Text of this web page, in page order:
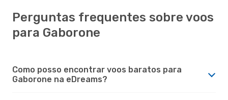
Perguntas frequentes sobre voos
para Gaborone
Como posso encontrar voos baratos para
Gaborone na eDreams?